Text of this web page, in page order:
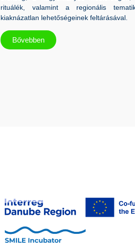
rituálék, valamint a regionális
kiaknázatlan lehetőségeinek feltárásával.
Bővebben